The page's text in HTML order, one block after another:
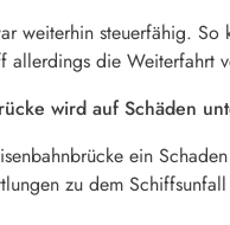
weiterhin steuerfähig. So
allerdings die Weiterfahrt
wird auf Schäden
ein
zu dem